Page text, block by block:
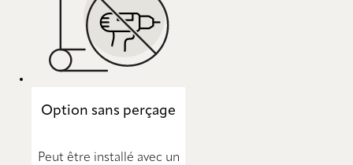
Option sans perçage
Peut être installé avec un